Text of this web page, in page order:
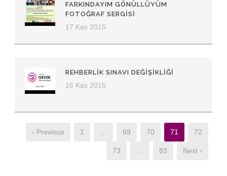
FARKINDAYIM GÖNÜLLÜYÜM
FOTOĞRAF SERGISI
17 Kas 2015
REHBERLIK SINAVI DEĞIŞIKLIĞI
16 Kas 2015
‹ Previous 1 69 70 71 72
73 83 Next ›